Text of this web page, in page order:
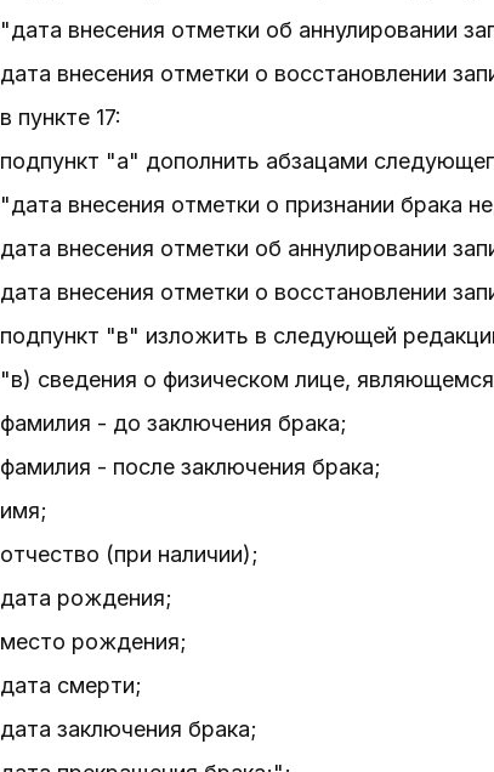
"дата внесения отметки об аннулировании
дата внесения отметки о восстановлении
в пункте 17:
подпункт "а" дополнить абзацами
"дата внесения отметки о признании брака
дата внесения отметки об аннулировании
дата внесения отметки о восстановлении
подпункт "в" изложить в следующей
"в) сведения о физическом лице,
фамилия - до заключения брака;
фамилия - после заключения брака;
имя;
отчество (при наличии);
дата рождения;
место рождения;
дата смерти;
дата заключения брака;